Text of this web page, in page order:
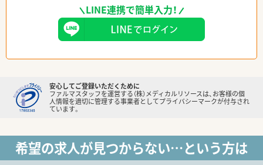
LINE連携で簡単入力！
安心してご登録いただくために
ファルマスタッフを運営する（株）メディカルリソースは、お客様の個
人情報を適切に管理する事業者としてプライバシーマークが付与され
ています。
希望の求人が見つからない…という方は